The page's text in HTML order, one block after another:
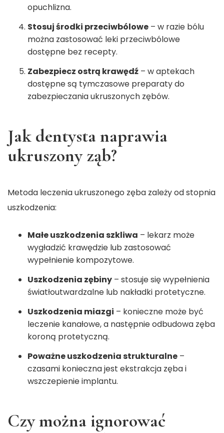
opuchlizna.
Stosuj środki przeciwbólowe – w razie bólu
można zastosować leki przeciwbólowe
dostępne bez recepty.
Zabezpiecz ostrą krawędź – w aptekach
dostępne są tymczasowe preparaty do
zabezpieczania ukruszonych zębów.
Jak dentysta naprawia
ukruszony ząb?
Metoda leczenia ukruszonego zęba zależy od stopnia
uszkodzenia:
Małe uszkodzenia szkliwa – lekarz może
wygładzić krawędzie lub zastosować
wypełnienie kompozytowe.
Uszkodzenia zębiny – stosuje się wypełnienia
światłoutwardzalne lub nakładki protetyczne.
Uszkodzenia miazgi – konieczne może być
leczenie kanałowe, a następnie odbudowa zęba
koroną protetyczną.
Poważne uszkodzenia strukturalne –
czasami konieczna jest ekstrakcja zęba i
wszczepienie implantu.
Czy można ignorować